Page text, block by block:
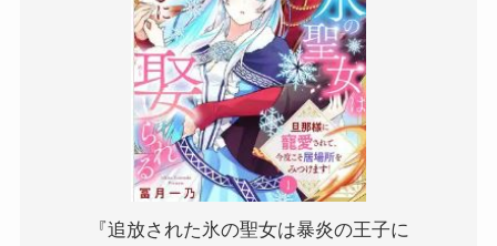
『追放された氷の聖女は暴炎の王子に